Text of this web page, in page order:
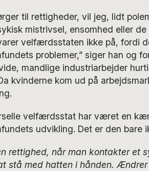
til rettigheder, vil jeg, lidt
mistrivsel, ensomhed eller
velfærdsstaten ikke på, fordi
problemer,” siger han og
mandlige industriarbejder
kvinderne kom ud på
velfærdsstat har været en
udvikling. Det er den bare
rettighed, når man kontakter et
stå med hatten i hånden.